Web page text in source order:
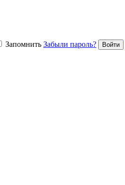
Запомнить Забыли пароль?